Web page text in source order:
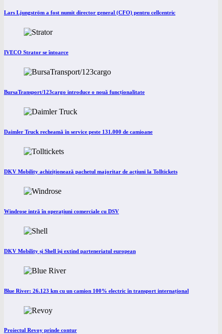
Lars Ljungström a fost numit director general (CFO) pentru cellcentric
IVECO Strator se întoarce
BursaTransport/123cargo introduce o nouă funcționalitate
Daimler Truck recheamă în service peste 131.000 de camioane
DKV Mobility achiziționează pachetul majoritar de acțiuni la Tolltickets
Windrose intră în operațiuni comerciale cu DSV
DKV Mobility și Shell își extind parteneriatul european
Blue River: 26.123 km cu un camion 100% electric în transport internațional
Proiectul Revoy prinde contur